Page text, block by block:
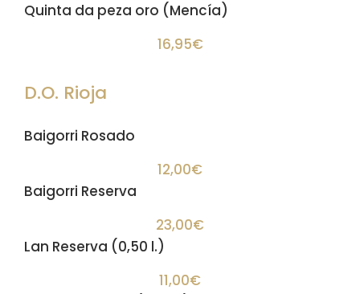
Quinta da peza oro (Mencía)
16,95€
D.O. Rioja
Baigorri Rosado
12,00€
Baigorri Reserva
23,00€
Lan Reserva (0,50 l.)
11,00€